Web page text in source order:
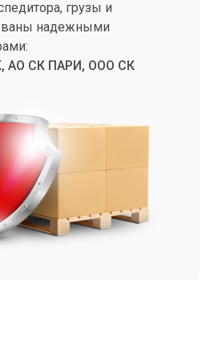
грузы и
надежными
АО СК ПАРИ, ООО СК